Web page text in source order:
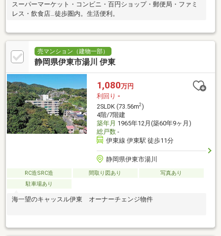
スーパーマーケット・コンビニ・百円ショップ・郵便局・ファミ
レス・飲食店…徒歩圏内。生活便利。
売マンション（建物一部）
静岡県伊東市湯川 伊東
1,080万円
利回り -
2SLDK (73.56m2)
4階/7階建
築年月 1965年12月(築60年9ヶ月)
総戸数-
伊東線 伊東駅 徒歩11分
静岡県伊東市湯川
RC造SRC造 間取り図あり
写真あり
駐車場あり
海一望のキャッスル伊東 オーナーチェンジ物件